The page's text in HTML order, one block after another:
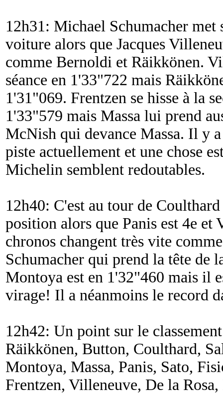
12h31: Michael Schumacher met
voiture alors que Jacques
comme Bernoldi et Räikkönen.
séance en 1'33"722 mais
1'31"069. Frentzen se hisse à la
1'33"579 mais Massa lui prend
McNish qui devance Massa. Il y
piste actuellement et une chose
Michelin semblent redoutables.
12h40: C'est au tour de
position alors que Panis est 4e et
chronos changent très vite
Schumacher qui prend la tête de
Montoya est en 1'32"460 mais il
virage! Il a néanmoins le record
12h42: Un point sur le
Räikkönen, Button, Coulthard,
Montoya, Massa, Panis, Sato,
Frentzen, Villeneuve, De la